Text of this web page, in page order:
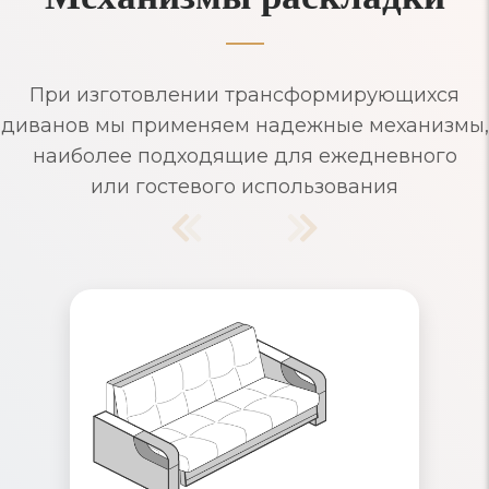
При изготовлении трансформирующихся
диванов мы применяем надежные механизмы,
наиболее подходящие для ежедневного
или гостевого использования
Диваны Аккордеон
Надежный механизм раскладывания,
рассчитанный на ежедневное
использование. Съемные чехлы и
ящики для хранения белья. Удобные